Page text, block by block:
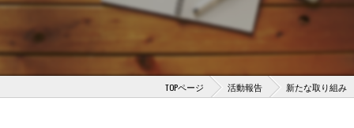
TOPページ 活動報告 新たな取り組み